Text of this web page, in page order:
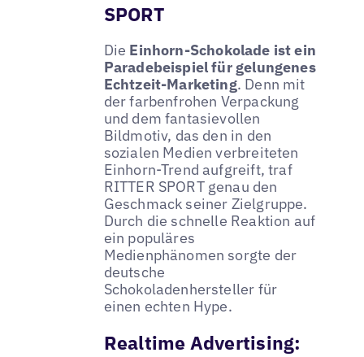
SPORT
Die Einhorn-Schokolade ist ein
Paradebeispiel für gelungenes
Echtzeit-Marketing. Denn mit
der farbenfrohen Verpackung
und dem fantasievollen
Bildmotiv, das den in den
sozialen Medien verbreiteten
Einhorn-Trend aufgreift, traf
RITTER SPORT genau den
Geschmack seiner Zielgruppe.
Durch die schnelle Reaktion auf
ein populäres
Medienphänomen sorgte der
deutsche
Schokoladenhersteller für
einen echten Hype.
Realtime Advertising: